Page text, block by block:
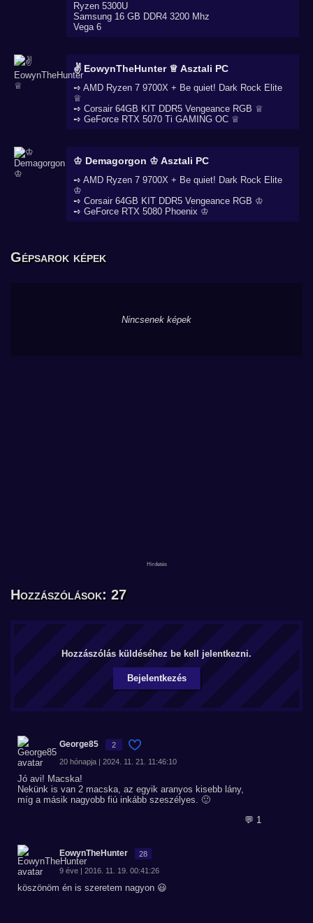
Ryzen 5300U
Samsung 16 GB DDR4 3200 Mhz
Vega 6
✌ EowynTheHunter ♕ Asztali PC
➺ AMD Ryzen 7 9700X + Be quiet! Dark Rock Elite
♕
➺ Corsair 64GB KIT DDR5 Vengeance RGB ♕
➺ GeForce RTX 5070 Ti GAMING OC ♕
♔ Demagorgon ♔ Asztali PC
➺ AMD Ryzen 7 9700X + Be quiet! Dark Rock Elite
♔
➺ Corsair 64GB KIT DDR5 Vengeance RGB ♔
➺ GeForce RTX 5080 Phoenix ♔
Gépsarok képek
Nincsenek képek
Hozzászólások: 27
Hozzászólás küldéséhez be kell jelentkezni.
Bejelentkezés
George85 2
20 hónapja | 2024. 11. 21. 11:46:10
Jó avi! Macska!
Nekünk is van 2 macska, az egyik aranyos kisebb lány,
míg a másik nagyobb fiú inkább szeszélyes. 🙂
💬 1
EowynTheHunter 28
9 éve | 2016. 11. 19. 00:41:26
köszönöm én is szeretem nagyon 😃